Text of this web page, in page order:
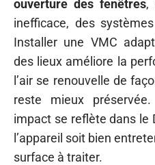
ouverture des fenêtres,
inefficace, des
Installer une VMC
des lieux améliore la
l’air se renouvelle de
reste mieux
impact se reflète dans le
l’appareil soit bien
surface à traiter.